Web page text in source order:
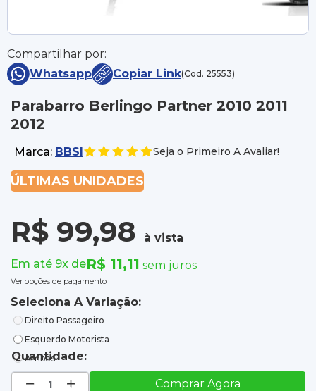
Compartilhar por:
Whatsapp
Copiar Link(Cod. 25553)
Parabarro Berlingo Partner 2010 2011
2012
Marca: BBSI Seja o Primeiro A Avaliar!
ÚLTIMAS UNIDADES
R$ 99,98
à vista
Em até 9x deR$ 11,11 sem juros
Ver opções de pagamento
Seleciona A Variação:
Direito Passageiro
Esquerdo Motorista
Ambos
Quantidade:
Comprar Agora